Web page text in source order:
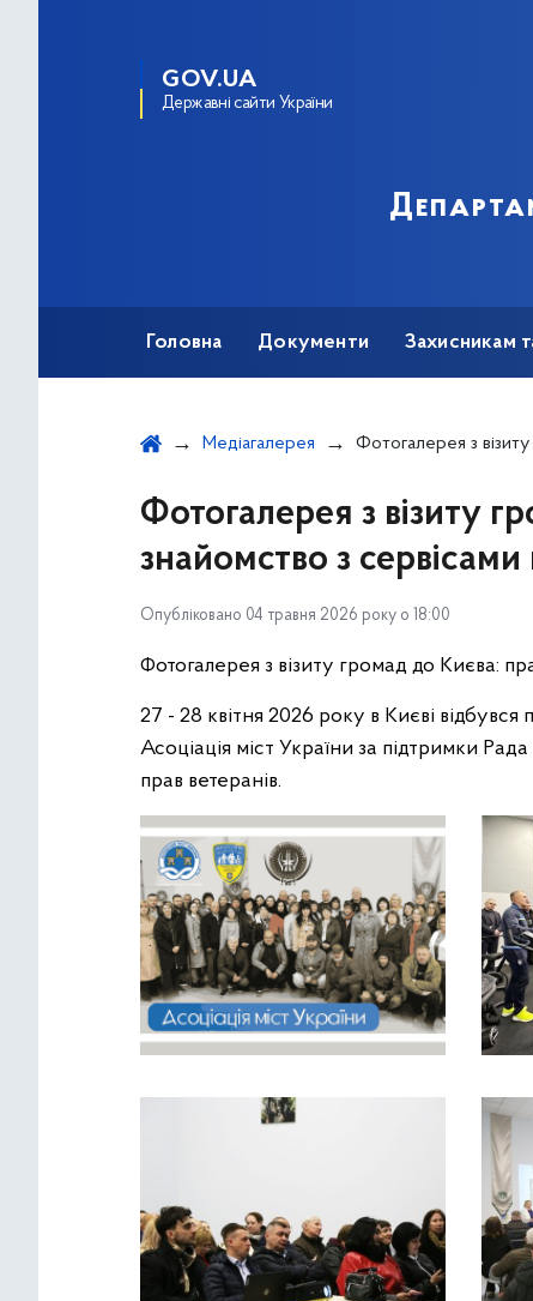
GOV.UA
Державні сайти України
Головна Документи Захисникам
Медіагалерея Фотогалерея з візиту громад до Києва: практичні рішення, обмін
Фотогалерея з візиту
знайомство з сервісами
Опубліковано 04 травня 2026 року о 18:00
Фотогалерея з візиту громад до Києва:
27 - 28 квітня 2026 року в Києві відбувся
Асоціація міст України за підтримки
прав ветеранів.